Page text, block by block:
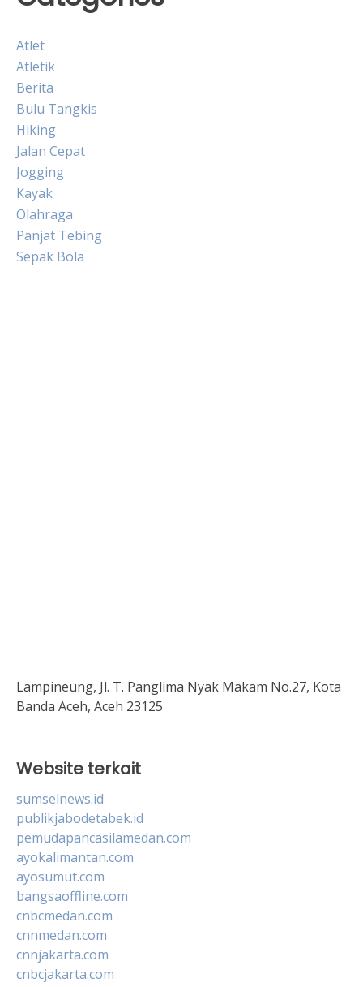
Atlet
Atletik
Berita
Bulu Tangkis
Hiking
Jalan Cepat
Jogging
Kayak
Olahraga
Panjat Tebing
Sepak Bola
Lampineung, Jl. T. Panglima Nyak Makam No.27, Kota
Banda Aceh, Aceh 23125
Website terkait
sumselnews.id
publikjabodetabek.id
pemudapancasilamedan.com
ayokalimantan.com
ayosumut.com
bangsaoffline.com
cnbcmedan.com
cnnmedan.com
cnnjakarta.com
cnbcjakarta.com